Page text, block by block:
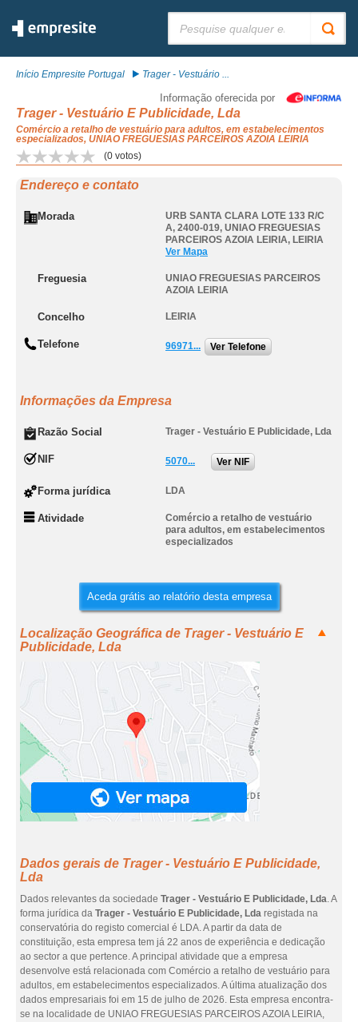
Início Empresite Portugal Trager - Vestuário ...
Informação oferecida por
Trager - Vestuário E Publicidade, Lda
Comércio a retalho de vestuário para adultos, em estabelecimentos
especializados, UNIAO FREGUESIAS PARCEIROS AZOIA LEIRIA
(0 votos)
Endereço e contato
Morada
URB SANTA CLARA LOTE 133 R/C
A, 2400-019, UNIAO FREGUESIAS
PARCEIROS AZOIA LEIRIA, LEIRIA
Ver Mapa
Freguesia
UNIAO FREGUESIAS PARCEIROS
AZOIA LEIRIA
Concelho LEIRIA
Telefone 96971... Ver Telefone
Informações da Empresa
Razão Social Trager - Vestuário E Publicidade, Lda
NIF 5070... Ver NIF
Forma jurídica LDA
Atividade
Comércio a retalho de vestuário
para adultos, em estabelecimentos
especializados
Aceda grátis ao relatório desta empresa
Localização Geográfica de Trager - Vestuário E
Publicidade, Lda
Dados gerais de Trager - Vestuário E Publicidade,
Lda
Dados relevantes da sociedade Trager - Vestuário E Publicidade, Lda. A
forma jurídica da Trager - Vestuário E Publicidade, Lda registada na
conservatória do registo comercial é LDA. A partir da data de
constituição, esta empresa tem já 22 anos de experiência e dedicação
ao sector a que pertence. A principal atividade que a empresa
desenvolve está relacionada com Comércio a retalho de vestuário para
adultos, em estabelecimentos especializados. A última atualização dos
dados empresariais foi em 15 de julho de 2026. Esta empresa encontra-
se na localidade de UNIAO FREGUESIAS PARCEIROS AZOIA LEIRIA,